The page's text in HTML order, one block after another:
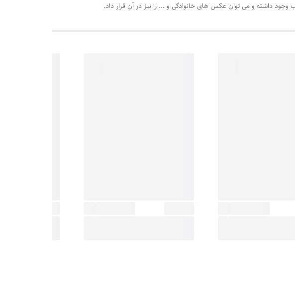
داشته و می توان عکس های خانوادگی و ... را نیز در آن قرار داد.